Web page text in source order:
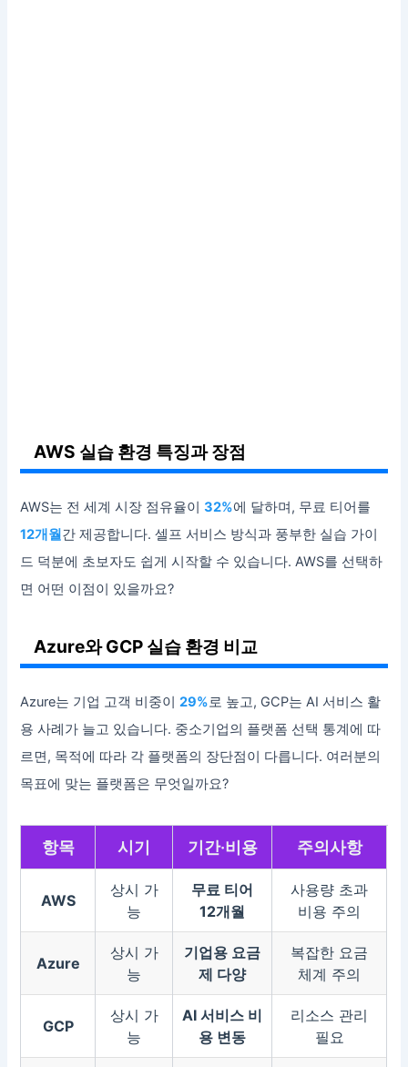
AWS 실습 환경 특징과 장점
AWS는 전 세계 시장 점유율이32%에 달하며, 무료 티어를
12개월간 제공합니다. 셀프 서비스 방식과 풍부한 실습 가이
드 덕분에 초보자도 쉽게 시작할 수 있습니다. AWS를 선택하
면 어떤 이점이 있을까요?
Azure와 GCP 실습 환경 비교
Azure는 기업 고객 비중이29%로 높고, GCP는 AI 서비스 활
용 사례가 늘고 있습니다. 중소기업의 플랫폼 선택 통계에 따
르면, 목적에 따라 각 플랫폼의 장단점이 다릅니다. 여러분의
목표에 맞는 플랫폼은 무엇일까요?
항목 시기 기간·비용 주의사항
AWS
상시 가
능
무료 티어
12개월
사용량 초과
비용 주의
Azure
상시 가
능
기업용 요금
제 다양
복잡한 요금
체계 주의
GCP
상시 가
능
AI 서비스 비
용 변동
리소스 관리
필요